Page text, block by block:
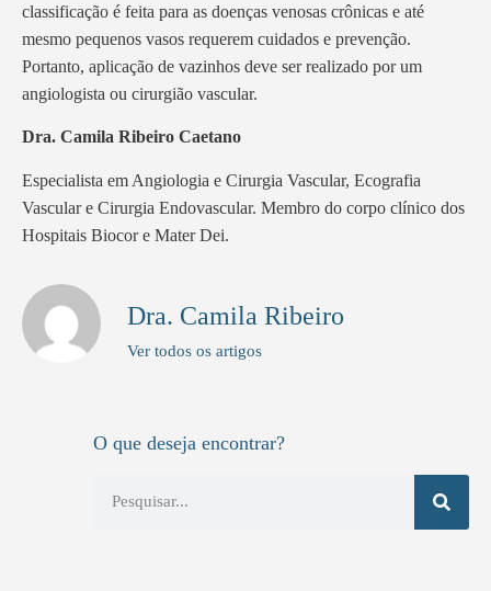
classificação é feita para as doenças venosas crônicas e até
mesmo pequenos vasos requerem cuidados e prevenção.
Portanto, aplicação de vazinhos deve ser realizado por um
angiologista ou cirurgião vascular.
Dra. Camila Ribeiro Caetano
Especialista em Angiologia e Cirurgia Vascular, Ecografia
Vascular e Cirurgia Endovascular. Membro do corpo clínico dos
Hospitais Biocor e Mater Dei.
Dra. Camila Ribeiro
Ver todos os artigos
O que deseja encontrar?